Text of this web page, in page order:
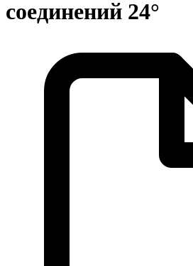
соединений 24°